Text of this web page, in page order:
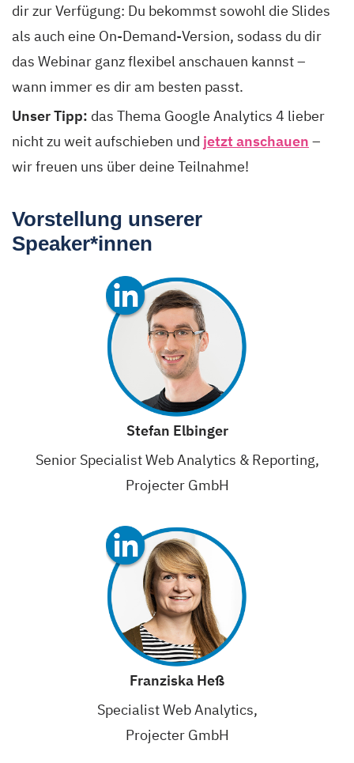
dir zur Verfügung: Du bekommst sowohl die Slides
als auch eine On-Demand-Version, sodass du dir
das Webinar ganz flexibel anschauen kannst –
wann immer es dir am besten passt.
Unser Tipp: das Thema Google Analytics 4 lieber
nicht zu weit aufschieben und jetzt anschauen –
wir freuen uns über deine Teilnahme!
Vorstellung unserer
Speaker*innen
Stefan Elbinger
Senior Specialist Web Analytics & Reporting,
Projecter GmbH
Franziska Heß
Specialist Web Analytics,
Projecter GmbH